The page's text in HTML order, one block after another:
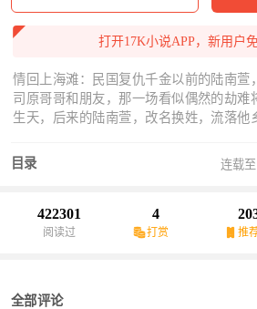
打开17K小说APP，新用户
情回上海滩：民国复仇千金以前的陆南萱
司原哥哥和朋友，那一场看似偶然的劫难
生天，后来的陆南萱，改名换姓，流落他
的一切，可是爱她的亲人已经不在，她爱
相认，阴谋重重下，她只想找出当年的真
目录 连载
422301
阅读过
4
打赏 推
全部评论